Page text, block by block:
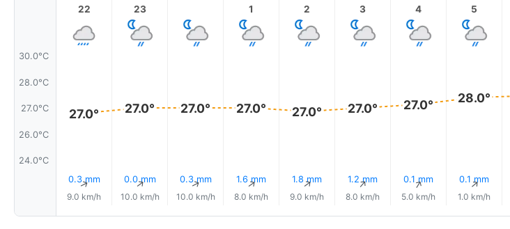
30.0°C
28.0°C
27.0°C
26.0°C
24.0°C
22
27.0°
0.3 mm
↑
9.0 km/h
23
27.0°
0.0 mm
↑
10.0 km/h
27.0°
0.3 mm
↑
10.0 km/h
1
27.0°
1.6 mm
↑
8.0 km/h
2
27.0°
1.8 mm
↑
9.0 km/h
3
27.0°
1.2 mm
↑
8.0 km/h
4
27.0°
0.1 mm
↑
5.0 km/h
5
28.0°
0.1 mm
↑
1.0 km/h